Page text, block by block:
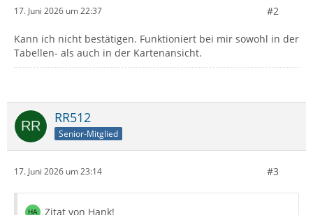
17. Juni 2026 um 22:37 #2
Kann ich nicht bestätigen. Funktioniert bei mir sowohl in der
Tabellen- als auch in der Kartenansicht.
RR512
Senior-Mitglied
17. Juni 2026 um 23:14 #3
Zitat von Hank!